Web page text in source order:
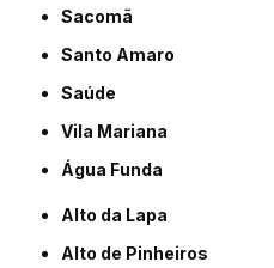
Sacomã
Santo Amaro
Saúde
Vila Mariana
Água Funda
Alto da Lapa
Alto de Pinheiros